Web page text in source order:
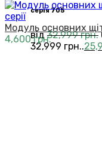
серія 705
від32,999грн.
32,999 грн..
Модуль основних
4,600грн.